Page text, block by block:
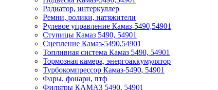
Радиатор, интеркуллер
Ремни, ролики, натяжители
Рулевое управление Камаз-5490,54901
Ступицы Камаз 5490, 54901
Сцепление Камаз-5490,54901
Топливная система Камаз 5490, 54901
Тормозная камера, энергоаккумулятор
Турбокомпрессор Камаз-5490, 54901
Фары, фонари, птф
Фильтры КАМАЗ 5490, 54901